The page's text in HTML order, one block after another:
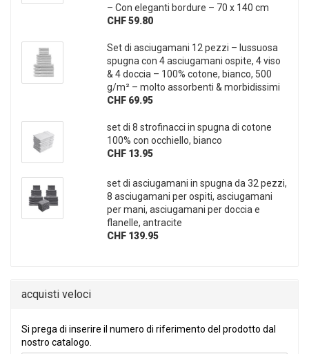
– Con eleganti bordure – 70 x 140 cm
CHF 59.80
Set di asciugamani 12 pezzi – lussuosa
spugna con 4 asciugamani ospite, 4 viso
& 4 doccia – 100% cotone, bianco, 500
g/m² – molto assorbenti & morbidissimi
CHF 69.95
set di 8 strofinacci in spugna di cotone
100% con occhiello, bianco
CHF 13.95
set di asciugamani in spugna da 32 pezzi,
8 asciugamani per ospiti, asciugamani
per mani, asciugamani per doccia e
flanelle, antracite
CHF 139.95
acquisti veloci
SI PREGA DI INSERIRE IL NUMERO DI RIFERIMENTO DEL
Si prega di inserire il numero di riferimento del prodotto dal
nostro catalogo.